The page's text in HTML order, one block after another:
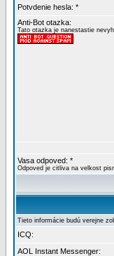
Potvdenie hesla: *
Anti-Bot otazka:
Tato otazka je nanestastie
Vasa odpoved: *
Odpoved je citliva na velkost
Tieto informácie budú verejne
ICQ:
AOL Instant Messenger: